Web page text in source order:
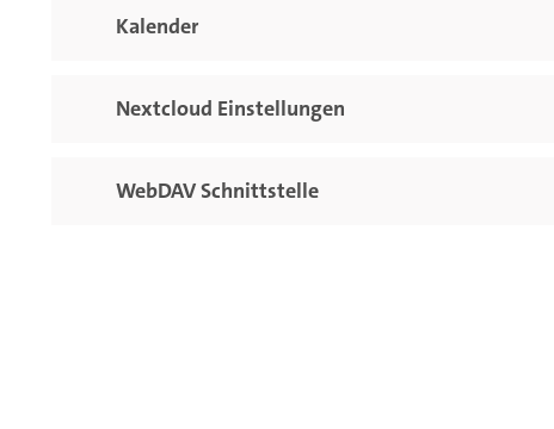
Kalender
Nextcloud Einstellungen
WebDAV Schnittstelle